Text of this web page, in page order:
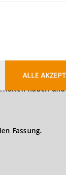
einem
Mio. EUR
haben
Fassung.
ALLE